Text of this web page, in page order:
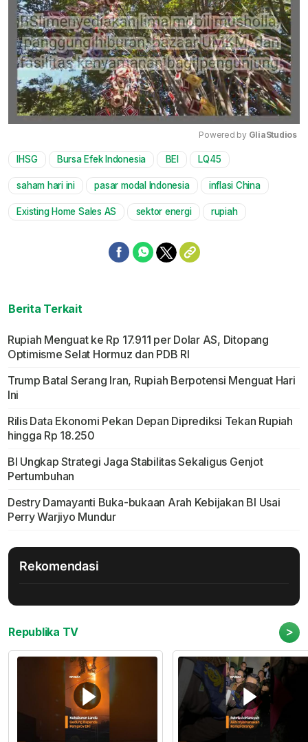
Powered by GliaStudios
IHSG Bursa Efek Indonesia BEI LQ45
saham hari ini pasar modal Indonesia inflasi China
Existing Home Sales AS sektor energi rupiah
Berita Terkait
Rupiah Menguat ke Rp 17.911 per Dolar AS, Ditopang
Optimisme Selat Hormuz dan PDB RI
Trump Batal Serang Iran, Rupiah Berpotensi Menguat Hari
Ini
Rilis Data Ekonomi Pekan Depan Diprediksi Tekan Rupiah
hingga Rp 18.250
BI Ungkap Strategi Jaga Stabilitas Sekaligus Genjot
Pertumbuhan
Destry Damayanti Buka-bukaan Arah Kebijakan BI Usai
Perry Warjiyo Mundur
Rekomendasi
Republika TV >